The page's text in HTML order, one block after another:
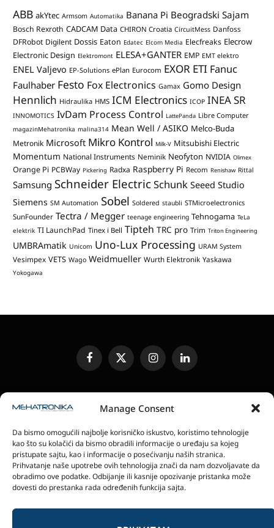
Manage Consent
Da bismo omogućili najbolje korisničko iskustvo, koristimo tehnologije
kao što su kolačići da bismo obradili informacije o uređaju sa kojeg
pristupate sajtu, kao i informacije o posećivanju naših stranica.
Prihvatanje naše upotrebe ovih tehnologija znači da nam dozvoljavate da
obradimo ove podatke. Odbijanje ili kasnije opozivanje pristanka može
dovesti do prestanka rada određenih funkcija sajta.
ABB akYtec Armsom Automatika Banana Pi Beogradski Sajam
Bosch Rexroth CADCAM Data CHIRON Croatia CircuitMess Danfoss
DFRobot Digilent Dossis Eaton Edatec Elcom Media Elecfreaks Elecrow
Electronic Design Elektromont ELESA+GANTER EMP EMT elektro
ENEL Valjevo EP-Solutions ePlan Eurocom EXOR ETI Fanuc
Faulhaber Festo Fox Electronics Gamax Gomo Design
Hennlich Hidraulika HMS ICM Electronics ICOP INEA SR
INNOMOTICS IvDam Process Control LattePanda Libre Computer
magazinMehatronika malina314 Mean Well / ASIKO Melco-Buda
Metronik Microsoft Mikro Kontrol Milk-V Mitsubishi Electric
Momentum National Instruments Neminik Neofyton NVIDIA Olimex
Orange Pi PCBWay Pickering Radxa Raspberry Pi Recom Renishaw Rittal
Samsung Schneider ElectricSchunk Seeed Studio
Siemens SM Automation Sobel Soldered staubli STMicroelectronics
SunFounder Tectra / Megger teenage engineering Tehnogama TeLa
elektrik TI LaunchPad Tinex i Bell Tipteh TRC pro Trim Triton Engineering
UMBRAmatik Unicom Uno-Lux Processing URAM System
Vesimpex VETS Wago Weidmueller Wurth Elektronik Yaskawa
Yokogawa
FacebookX
(Twitter)
InstagramLinkedIn
SLANJE JEDINICA ZA RECENZIJU
ELEKTRONSKA IZDANJA
POLITIKA PRIVATNOSTI
POLITIKA KOLAČIĆA
magazin Mehatronika - Agencija “Gomo Design”
Stanoja Glavaša 37, 26300 Vršac, Serbia